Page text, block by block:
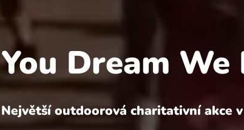
You Dream We
Největší outdoorová charitativní akce